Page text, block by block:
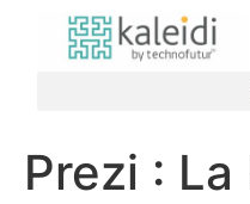
Prezi :